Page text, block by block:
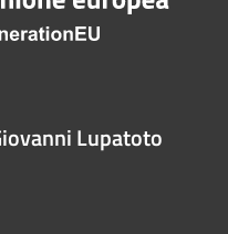
Lupatoto